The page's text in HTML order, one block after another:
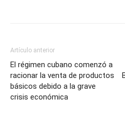
Artículo anterior
El régimen cubano comenzó a
racionar la venta de productos
básicos debido a la grave
crisis económica